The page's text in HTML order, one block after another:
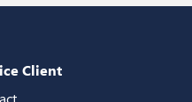
Client